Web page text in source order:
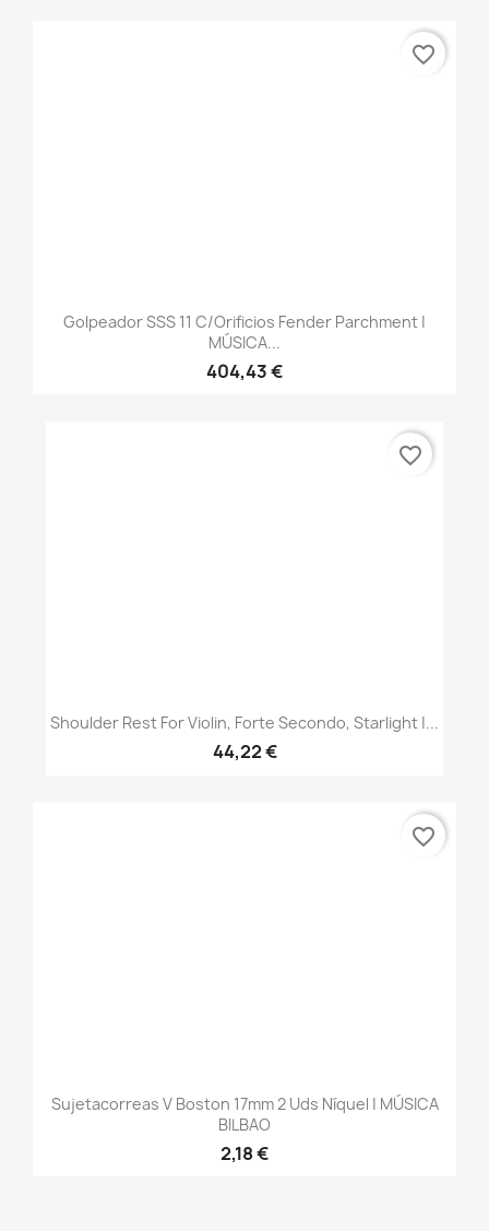
Golpeador SSS 11 C/orificios Fender Parchment |
MÚSICA...
404,43 €
favorite_border
Shoulder Rest For Violin, Forte Secondo, Starlight |...
44,22 €
favorite_border
Sujetacorreas V Boston 17mm 2 Uds Níquel | MÚSICA
BILBAO
2,18 €
favorite_border